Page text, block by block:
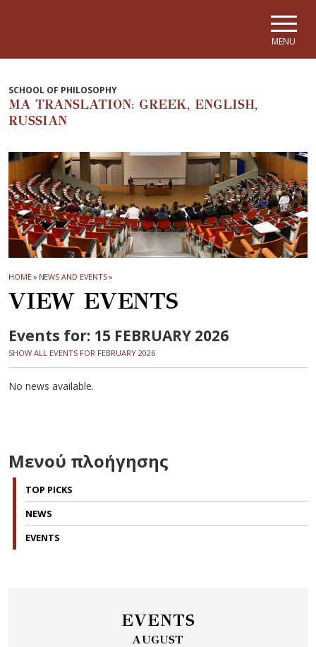
MENU
SCHOOL OF PHILOSOPHY
MA TRANSLATION: GREEK, ENGLISH,
RUSSIAN
HOME» NEWS AND EVENTS»
VIEW EVENTS
Events for: 15 FEBRUARY 2026
SHOW ALL EVENTS FOR FEBRUARY 2026
No news available.
Μενού πλοήγησης
TOP PICKS
NEWS
EVENTS
EVENTS
AUGUST